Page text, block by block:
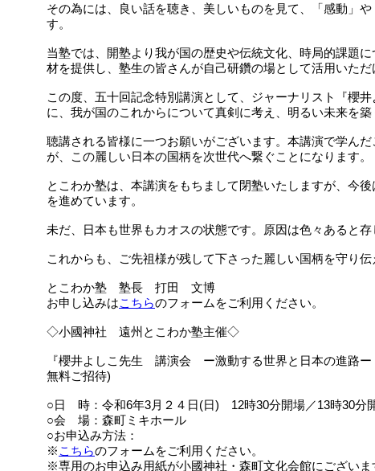
その為には、良い話を聴き、美しいものを見て、「感動」
す。
当塾では、開塾より我が国の歴史や伝統文化、時局的課題
材を提供し、塾生の皆さんが自己研鑽の場として活用いただ
この度、五十回記念特別講演として、ジャーナリスト『櫻
に、我が国のこれからについて真剣に考え、明るい未来を
聴講される皆様に一つお願いがございます。本講演で学ん
が、この麗しい日本の国柄を次世代へ繋ぐことになります。
とこわか塾は、本講演をもちまして閉塾いたしますが、今
を進めています。
未だ、日本も世界もカオスの状態です。原因は色々あると
これからも、ご先祖様が残して下さった麗しい国柄を守り
とこわか塾 塾長 打田 文博
お申し込みはこちらのフォームをご利用ください。
◇小國神社 遠州とこわか塾主催◇
『櫻井よしこ先生 講演会 ー激動する世界と日本の進路
無料ご招待)
○日 時：令和6年3月２４日(日) 12時30分開場／13時30分
○会 場：森町ミキホール
○お申込み方法：
※ こちらのフォームをご利用ください。
※専用のお申込み用紙が小國神社・森町文化会館にござい